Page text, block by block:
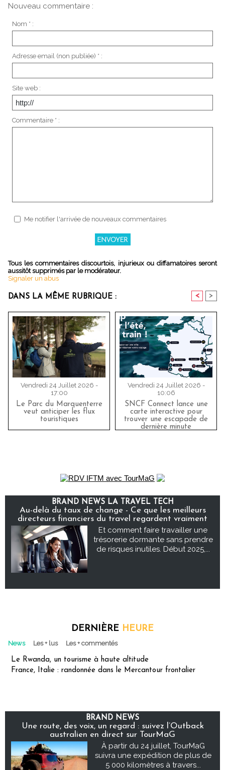
Nouveau commentaire :
Nom * :
Adresse email (non publiée) * :
Site web :
Commentaire * :
Me notifier l'arrivée de nouveaux commentaires
Tous les commentaires discourtois, injurieux ou diffamatoires seront
aussitôt supprimés par le modérateur.
Signaler un abus
DANS LA MÊME RUBRIQUE : < >
Vendredi 24 Juillet 2026 -
17:00
Le Parc du Marquenterre
veut anticiper les flux
touristiques
Vendredi 24 Juillet 2026 -
10:06
SNCF Connect lance une
carte interactive pour
trouver une escapade de
dernière minute
BRAND NEWS LA TRAVEL TECH
Au-delà du taux de change - Ce que les meilleurs
directeurs financiers du travel regardent vraiment
Et comment faire travailler une
trésorerie dormante sans prendre
de risques inutiles. Début 2025,...
DERNIÈRE HEURE
News Les + lus Les + commentés
Le Rwanda, un tourisme à haute altitude
France, Italie : randonnée dans le Mercantour frontalier
BRAND NEWS
Une route, des voix, un regard : suivez l’Outback
australien en direct sur TourMaG
À partir du 24 juillet, TourMaG
suivra une expédition de plus de
5 000 kilomètres à travers...